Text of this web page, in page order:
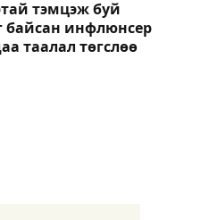
тэмцэж буй
байсан инфлюнсер
таалал төгслөө